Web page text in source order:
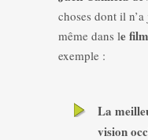
choses dont il
même dans le
exemple :
La
vision